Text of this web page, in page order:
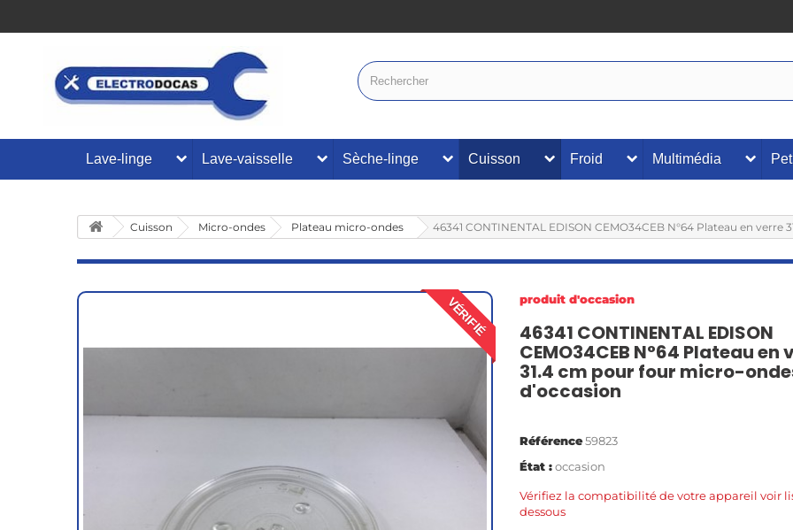
Lave-linge Lave-vaisselle Sèche-linge Cuisson Froid Multimédia
Cuisson Micro-ondes Plateau micro-ondes 46341 CONTINENTAL EDISON CEMO34CEB N°64 Plateau en
VÉRIFIÉ produit d'occasion
46341 CONTINENTAL EDISON
CEMO34CEB N°64 Plateau en
31.4 cm pour four micro-
d'occasion
Référence59823
État :occasion
Vérifiez la compatibilité de votre appareil voir
dessous